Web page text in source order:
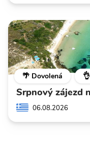
🌴 Dovolená
Srpnový zájezd
06.08.2026